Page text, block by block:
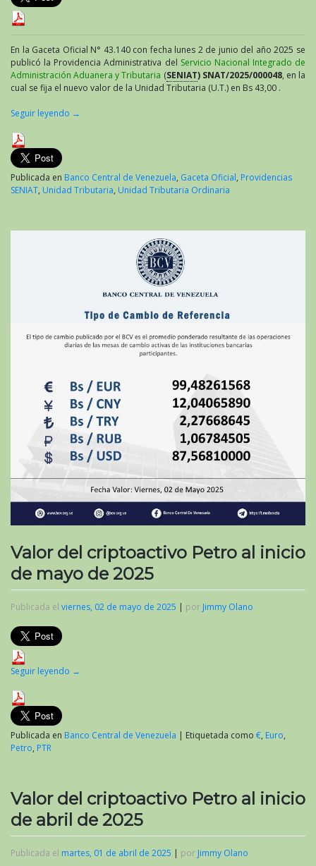
En la Gaceta Oficial N° 43.140 con fecha lunes 2 de junio del año 2025 se
publicó la Providencia Administrativa del Servicio Nacional Integrado de
Administración Aduanera y Tributaria (SENIAT) SNAT/2025/000048, en la
cual se fija el nuevo valor de la Unidad Tributaria (U.T.) en Bs 43,00 .
Seguir leyendo →
Publicada en Banco Central de Venezuela, Gaceta Oficial, Providencias
SENIAT, Unidad Tributaria, Unidad Tributaria Ordinaria
Valor del criptoactivo Petro al inicio
de mayo de 2025
Publicada el viernes, 02 de mayo de 2025 | por Jimmy Olano
Seguir leyendo →
Publicada en Banco Central de Venezuela | Etiquetada como €, Euro,
Petro, PTR
Valor del criptoactivo Petro al inicio
de abril de 2025
Publicada el martes, 01 de abril de 2025 | por Jimmy Olano